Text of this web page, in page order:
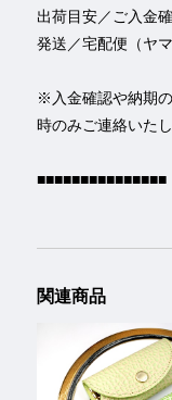
出荷目安／ご入金
発送／宅配便（ヤマ
※入金確認や納期
時のみご連絡いたし
■■■■■■■■■■■■■■■
関連商品